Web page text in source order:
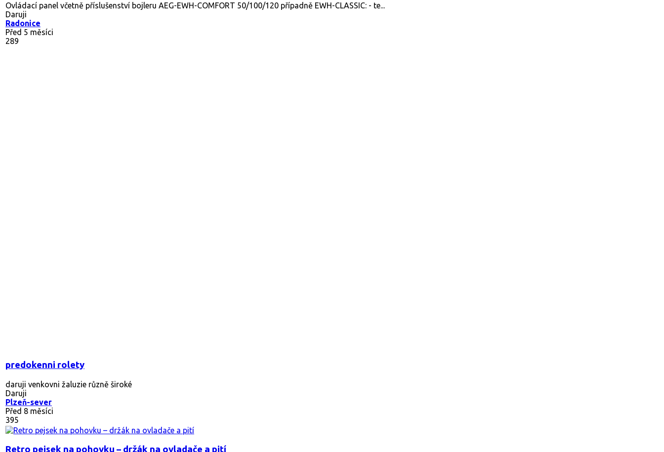
Ovládací panel včetně příslušenství bojleru AEG-EWH-COMFORT 50/100/120 případně EWH-CLASSIC: - te...
Daruji
Radonice
Před 5 měsíci
289
predokenni rolety
daruji venkovni žaluzie různě široké
Daruji
Plzeň-sever
Před 8 měsíci
395
Retro pejsek na pohovku – držák na ovladače a pití